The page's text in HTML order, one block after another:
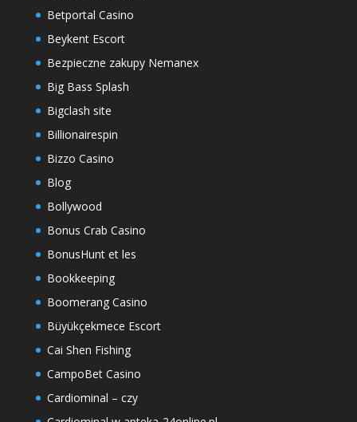
Betportal Casino
Beykent Escort
Bezpieczne zakupy Nemanex
Big Bass Splash
Bigclash site
Billionairespin
Bizzo Casino
Blog
Bollywood
Bonus Crab Casino
BonusHunt et les
Bookkeeping
Boomerang Casino
Büyükçekmece Escort
Cai Shen Fishing
CampoBet Casino
Cardiominal – czy